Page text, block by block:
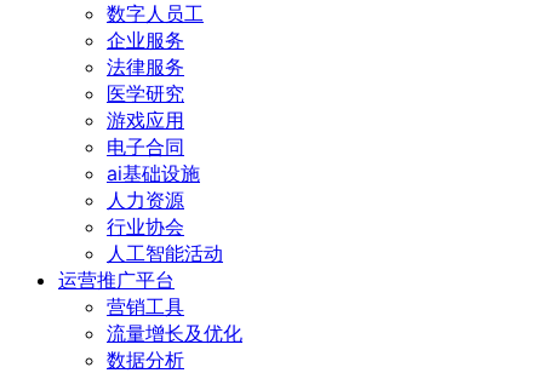
数字人员工
企业服务
法律服务
医学研究
游戏应用
电子合同
ai基础设施
人力资源
行业协会
人工智能活动
运营推广平台
营销工具
流量增长及优化
数据分析